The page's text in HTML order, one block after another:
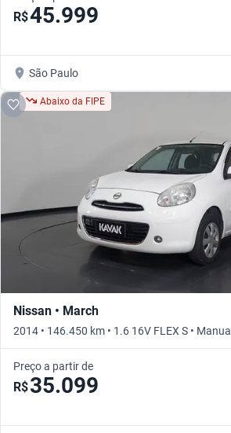
R$45.999
São Paulo
Abaixo da FIPE
Nissan • March
2014 • 146.450 km • 1.6 16V FLEX S • Manual
Preço a partir de
R$35.099